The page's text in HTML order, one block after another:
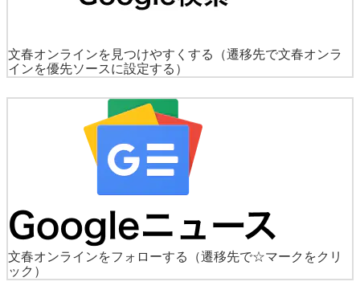
文春オンラインを見つけやすくする
（遷移先で文春オンラ
インを優先ソースに設定する）
文春オンラインをフォローする
（遷移先で☆マークをクリ
ック）